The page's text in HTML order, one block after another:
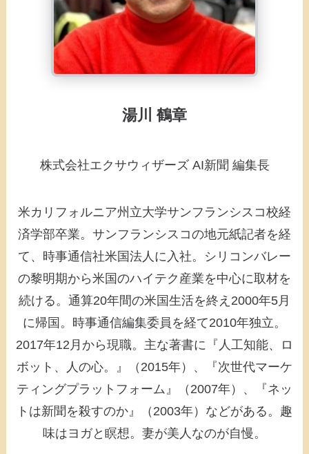
湯川 鶴章
株式会社エクサウィザーズ AI新聞 編集長
米カリフォルニア州立大学サンフランシスコ校経
済学部卒業。サンフランシスコの地元紙記者を経
て、時事通信社米国法人に入社。シリコンバレー
の黎明期から米国のハイテク産業を中心に取材を
続ける。通算20年間の米国生活を終え2000年5月
に帰国。時事通信編集委員を経て2010年独立。
2017年12月から現職。主な著書に『人工知能、ロ
ボット、人の心。』（2015年）、『次世代マーケ
ティングプラットフォーム』（2007年）、『ネッ
トは新聞を殺すのか』（2003年）などがある。趣
味はヨガと瞑想。妻が美人なのが自慢。